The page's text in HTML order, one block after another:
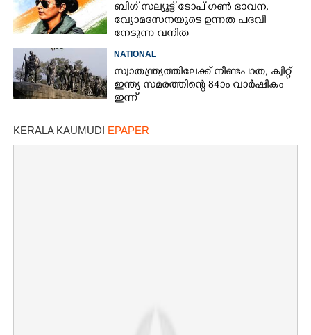
ബിഗ് സല്യൂട്ട് ടോപ് ഗൺ ഭാവന,​
വ്യോമസേനയുടെ ഉന്നത പദവി
നേടുന്ന വനിത
NATIONAL
സ്വാതന്ത്ര്യത്തിലേക്ക് നീണ്ടപാത, ക്വിറ്റ്
ഇന്ത്യ സമരത്തിന്റെ 84ാം വാർഷികം
ഇന്ന്
KERALA KAUMUDI EPAPER